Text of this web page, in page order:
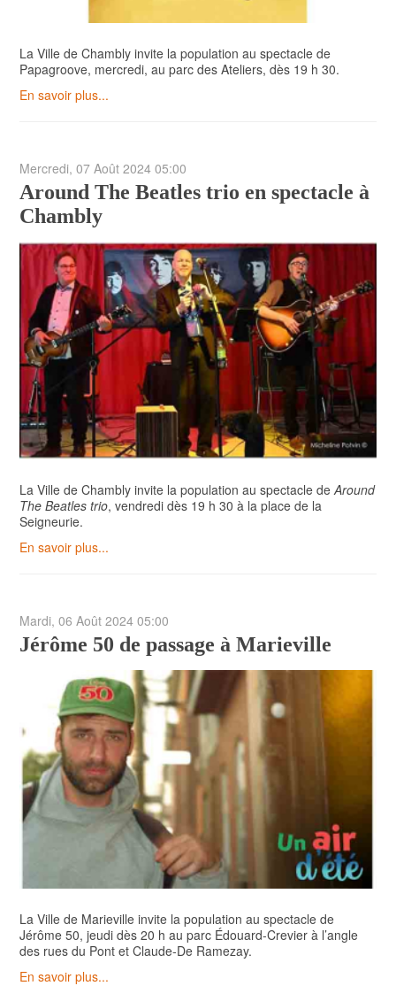
La Ville de Chambly invite la population au spectacle de
Papagroove, mercredi, au parc des Ateliers, dès 19 h 30.
En savoir plus...
Mercredi, 07 Août 2024 05:00
Around The Beatles trio en spectacle à
Chambly
La Ville de Chambly invite la population au spectacle deAround
The Beatles trio, vendredi dès 19 h 30 à la place de la
Seigneurie.
En savoir plus...
Mardi, 06 Août 2024 05:00
Jérôme 50 de passage à Marieville
La Ville de Marieville invite la population au spectacle de
Jérôme 50, jeudi dès 20 h au parc Édouard-Crevier à l’angle
des rues du Pont et Claude‑De Ramezay.
En savoir plus...